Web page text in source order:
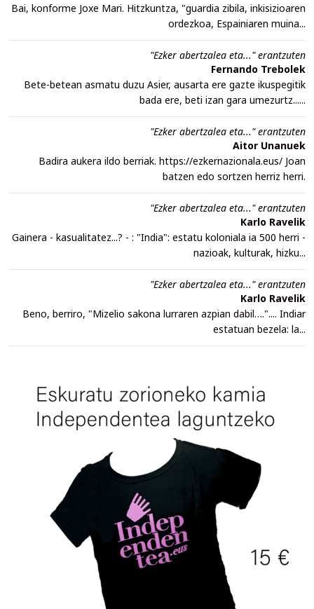
Bai, konforme Joxe Mari. Hitzkuntza, "guardia zibila, inkisizioaren
ordezkoa, Espainiaren muina...
"Ezker abertzalea eta..." erantzuten
Fernando Trebolek
Bete-betean asmatu duzu Asier, ausarta ere gazte ikuspegitik
bada ere, beti izan gara umezurtz......
"Ezker abertzalea eta..." erantzuten
Aitor Unanuek
Badira aukera ildo berriak. https://ezkernazionala.eus/ Joan
batzen edo sortzen herriz herri.
"Ezker abertzalea eta..." erantzuten
Karlo Ravelik
Gainera - kasualitatez...? - : "India": estatu koloniala ia 500 herri -
nazioak, kulturak, hizku...
"Ezker abertzalea eta..." erantzuten
Karlo Ravelik
Beno, berriro, "Mizelio sakona lurraren azpian dabil….".... Indiar
estatuan bezela: la...